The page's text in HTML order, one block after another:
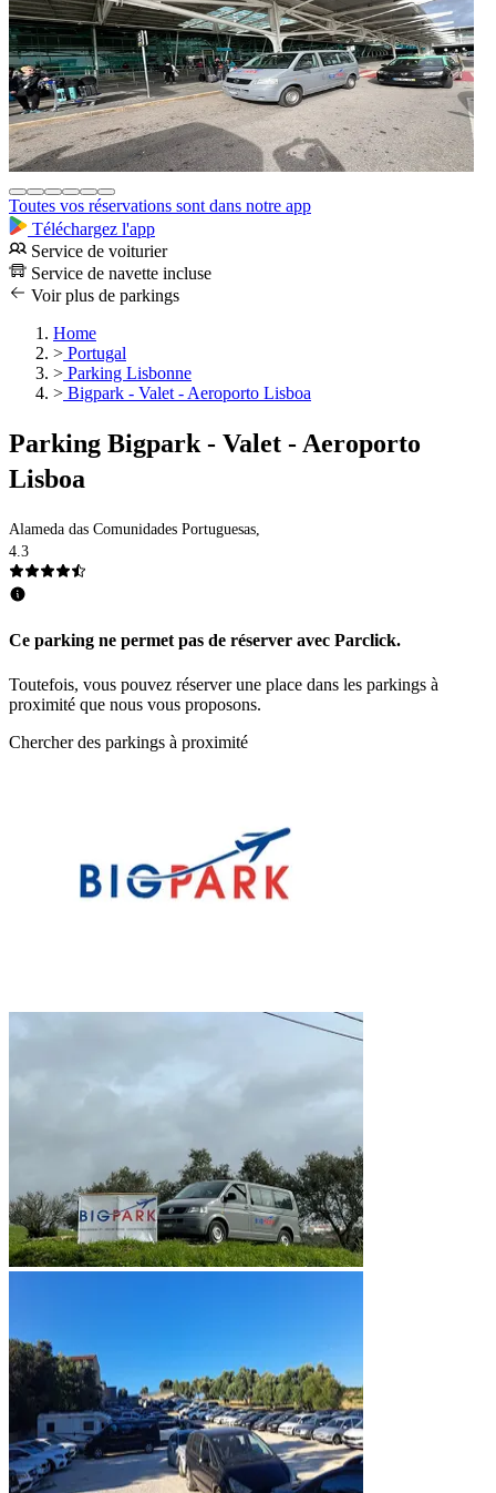
Toutes vos réservations sont dans notre app
Téléchargez l'app
Service de voiturier
Service de navette incluse
Voir plus de parkings
Home
> Portugal
> Parking Lisbonne
> Bigpark - Valet - Aeroporto Lisboa
Parking Bigpark - Valet - Aeroporto
Lisboa
Alameda das Comunidades Portuguesas,
4.3
Ce parking ne permet pas de réserver avec Parclick.
Toutefois, vous pouvez réserver une place dans les parkings à
proximité que nous vous proposons.
Chercher des parkings à proximité